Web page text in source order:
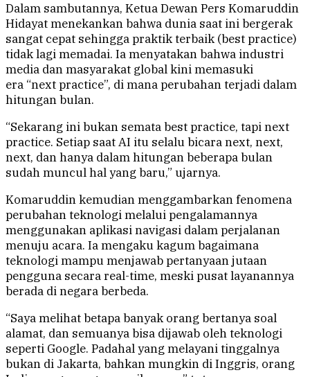
Dalam sambutannya, Ketua Dewan Pers Komaruddin
Hidayat menekankan bahwa dunia saat ini bergerak
sangat cepat sehingga praktik terbaik (best practice)
tidak lagi memadai. Ia menyatakan bahwa industri
media dan masyarakat global kini memasuki
era “next practice”, di mana perubahan terjadi dalam
hitungan bulan.
“Sekarang ini bukan semata best practice, tapi next
practice. Setiap saat AI itu selalu bicara next, next,
next, dan hanya dalam hitungan beberapa bulan
sudah muncul hal yang baru,” ujarnya.
Komaruddin kemudian menggambarkan fenomena
perubahan teknologi melalui pengalamannya
menggunakan aplikasi navigasi dalam perjalanan
menuju acara. Ia mengaku kagum bagaimana
teknologi mampu menjawab pertanyaan jutaan
pengguna secara real-time, meski pusat layanannya
berada di negara berbeda.
“Saya melihat betapa banyak orang bertanya soal
alamat, dan semuanya bisa dijawab oleh teknologi
seperti Google. Padahal yang melayani tinggalnya
bukan di Jakarta, bahkan mungkin di Inggris, orang